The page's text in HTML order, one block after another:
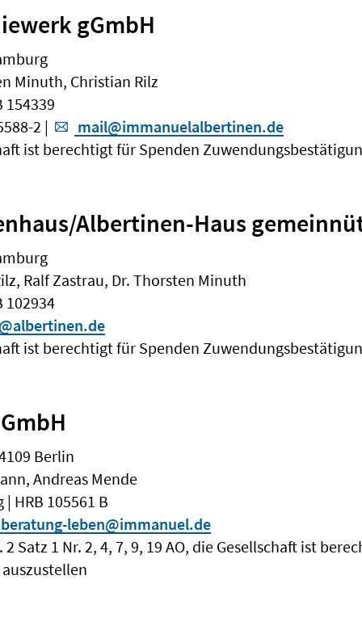
gGmbH
Minuth, Christian Rilz
154339
2 |
mail@immanuelalbertinen.de
ist berechtigt für Spenden
Albertinen-Haus
Ralf Zastrau, Dr. Thorsten Minuth
102934
ist berechtigt für Spenden
Berlin
Andreas Mende
HRB 105561 B
beratung-leben@immanuel.de
Satz 1 Nr. 2, 4, 7, 9, 19 AO, die Gesellschaft ist